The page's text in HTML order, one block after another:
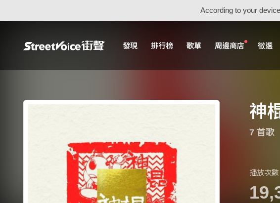
According to your
發現 排行榜 歌單 周邊商店 徵選
神
7 首歌
播放次數